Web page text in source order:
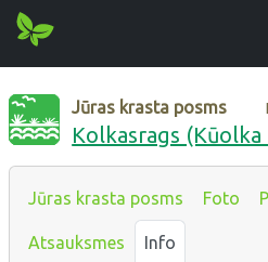
Jūras krasta posms
Kolkasrags (Kūolka
Jūras krasta posms Foto
Atsauksmes Info